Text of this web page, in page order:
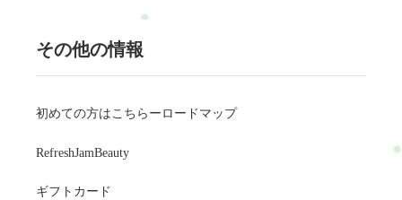
その他の情報
初めての方はこちらーロードマップ
RefreshJamBeauty
ギフトカード